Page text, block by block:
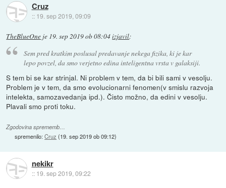
Cruz
:: 19. sep 2019, 09:09
TheBlueOne je 19. sep 2019 ob 08:04izjavil:
Sem pred kratkim poslusal predavanje nekega fizika, ki je kar
lepo povzel, da smo verjetno edina inteligentna vrsta v galaksiji.
S tem bi se kar strinjal. Ni problem v tem, da bi bili sami v vesolju.
Problem je v tem, da smo evolucionarni fenomen(v smislu razvoja
intelekta, samozavedanja ipd.). Čisto možno, da edini v vesolju.
Plavali smo proti toku.
Zgodovina sprememb…
spremenilo:Cruz (19. sep 2019 ob 09:12)
nekikr
:: 19. sep 2019, 09:22